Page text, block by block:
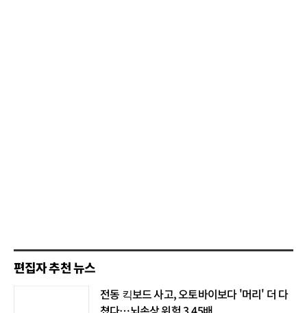
편집자 추천 뉴스
전동 킥보드 사고, 오토바이보다 '머리' 더 다